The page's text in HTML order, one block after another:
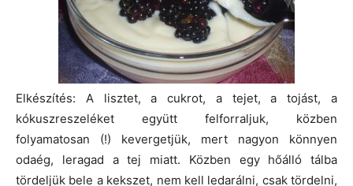
Elkészítés: A lisztet, a cukrot, a tejet, a tojást, a
kókuszreszeléket együtt felforraljuk, közben
folyamatosan (!) kevergetjük, mert nagyon könnyen
odaég, leragad a tej miatt. Közben egy hőálló tálba
tördeljük bele a kekszet, nem kell ledarálni, csak tördelni,